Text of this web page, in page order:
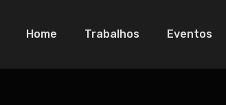
Home Trabalhos Eventos